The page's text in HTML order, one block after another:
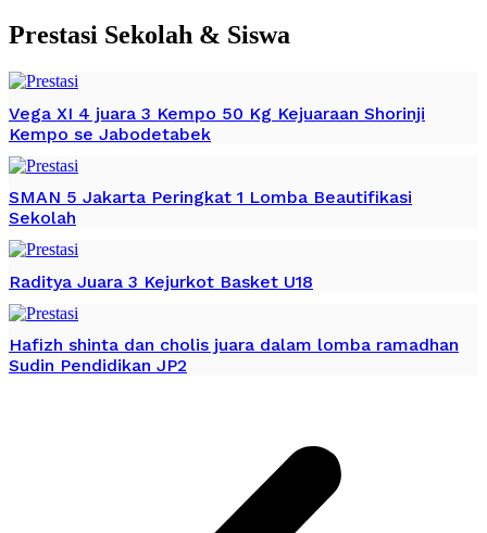
Prestasi Sekolah & Siswa
Vega XI 4 juara 3 Kempo 50 Kg Kejuaraan Shorinji
Kempo se Jabodetabek
SMAN 5 Jakarta Peringkat 1 Lomba Beautifikasi
Sekolah
Raditya Juara 3 Kejurkot Basket U18
Hafizh shinta dan cholis juara dalam lomba ramadhan
Sudin Pendidikan JP2